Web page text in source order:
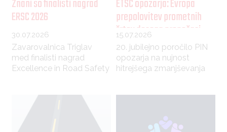
Znani so finalisti nagrad
ERSC 2026
30.07.2026
Zavarovalnica Triglav
med finalisti nagrad
Excellence in Road Safety
ETSC opozarja: Evropa
prepolovitev prometnih
žrtev dosega prepočasi
15.07.2026
20. jubilejno poročilo PIN
opozarja na nujnost
hitrejšega zmanjševanja